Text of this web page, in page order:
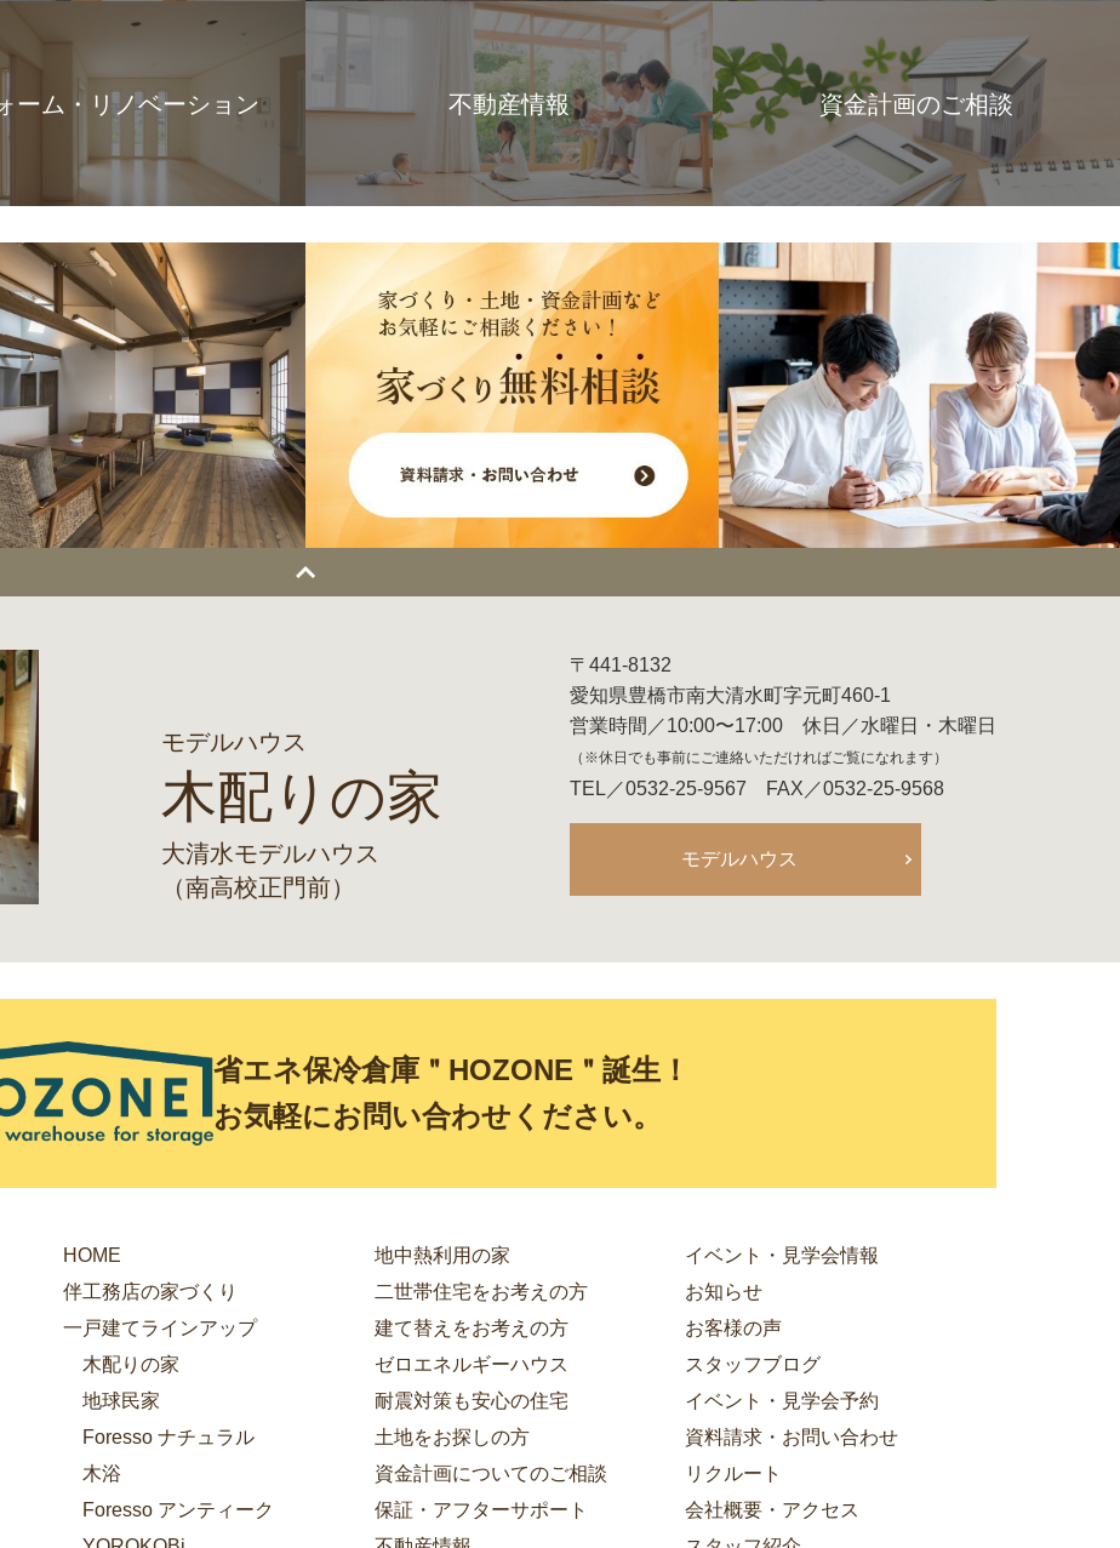
ーム・リノベーション 不動産情報 資金計画のご相談
モデルハウス
木配りの家
大清水モデルハウス
（南高校正門前）
〒441-8132
愛知県豊橋市南大清水町字元町460-1
営業時間／10:00〜17:00 休日／水曜日・木曜日
（※休日でも事前にご連絡いただければご覧になれます）
TEL／0532-25-9567 FAX／0532-25-9568
モデルハウス
省エネ保冷倉庫＂HOZONE＂誕生！
お気軽にお問い合わせください。
HOME
伴工務店の家づくり
一戸建てラインアップ
木配りの家
地球民家
Foresso ナチュラル
木浴
Foresso アンティーク
地中熱利用の家
二世帯住宅をお考えの方
建て替えをお考えの方
ゼロエネルギーハウス
耐震対策も安心の住宅
土地をお探しの方
資金計画についてのご相談
保証・アフターサポート
イベント・見学会情報
お知らせ
お客様の声
スタッフブログ
イベント・見学会予約
資料請求・お問い合わせ
リクルート
会社概要・アクセス